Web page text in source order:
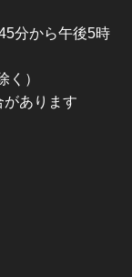
分から午後5時
く）
あります